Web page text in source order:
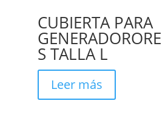
CUBIERTA PARA
GENERADORORE
S TALLA L
Leer más